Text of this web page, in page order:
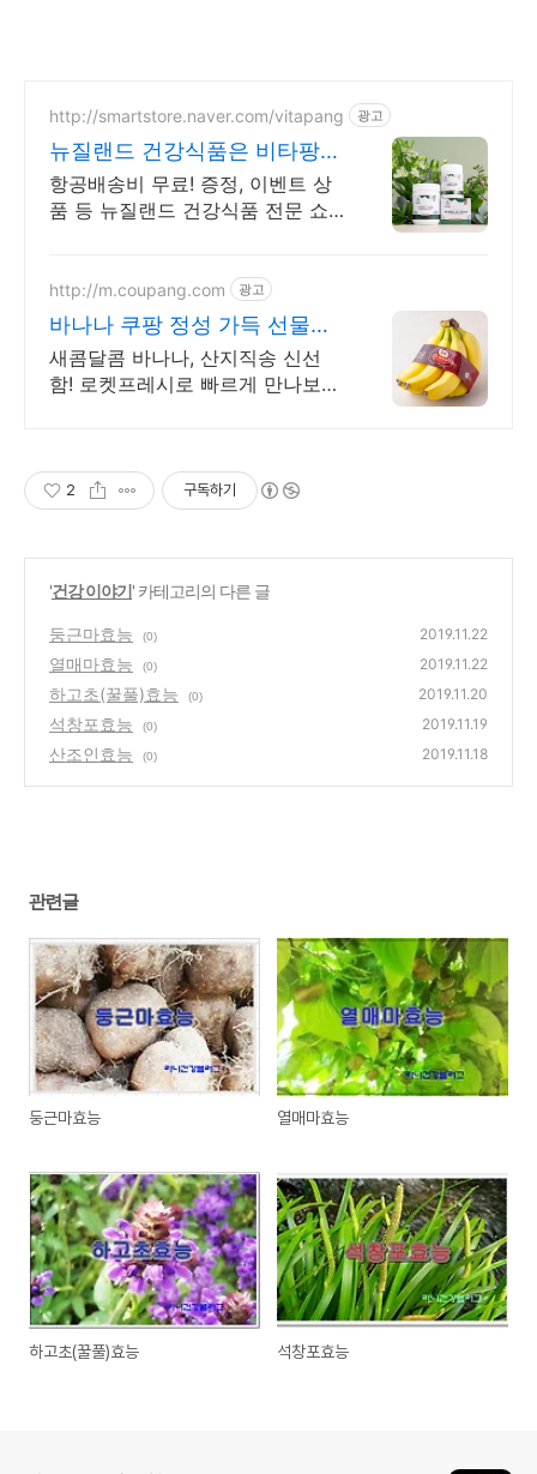
http://smartstore.naver.com/vitapang 광고
뉴질랜드 건강식품은 비타팡
금액대별 사은품 추가 증정!
항공배송비 무료! 증정, 이벤트 상
품 등 뉴질랜드 건강식품 전문 쇼
바로 만나보세요.
http://m.coupang.com 광고
바나나 쿠팡 정성 가득 선물용
제격
새콤달콤 바나나, 산지직송 신선
함! 로켓프레시로 빠르게 만나보세
2 구독하기
'건강 이야기' 카테고리의 다른 글
둥근마효능 (0) 2019.11.22
열매마효능 (0) 2019.11.22
하고초(꿀풀)효능 (0) 2019.11.20
석창포효능 (0) 2019.11.19
산조인효능 (0) 2019.11.18
관련글
둥근마효능 열매마효능
하고초(꿀풀)효능 석창포효능